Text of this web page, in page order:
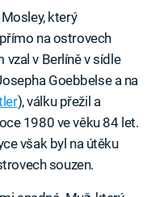
který
na ostrovech
v Berlíně v sídle
Goebbelse a na
), válku přežil a
1980 ve věku 84 let.
však byl na útěku
souzen.